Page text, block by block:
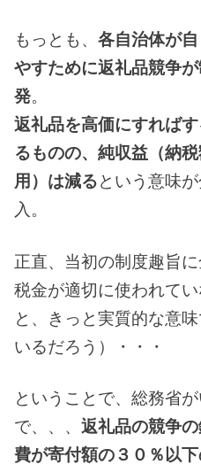
もっとも、各自治体が
やすために返礼品競争
発。
返礼品を高価にすれば
るものの、純収益（納
用）は減るという意味
入。
正直、当初の制度趣旨
税金が適切に使われて
と、きっと実質的な意
いるだろう）・・・
ということで、総務省
で、、、返礼品の競争
費が寄付額の３０％以